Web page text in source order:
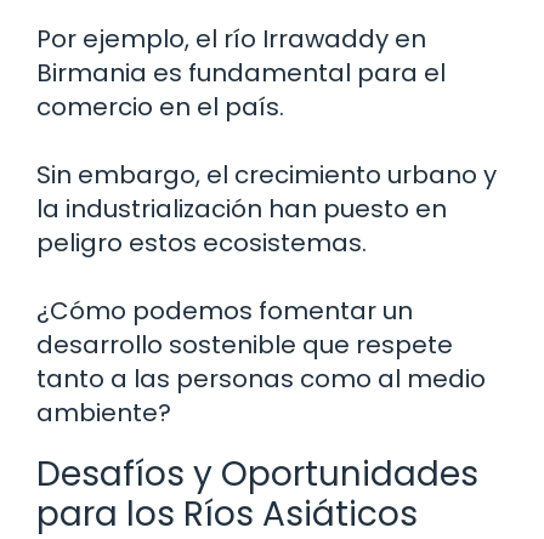
Por ejemplo, el río Irrawaddy en
Birmania es fundamental para el
comercio en el país.
Sin embargo, el crecimiento urbano y
la industrialización han puesto en
peligro estos ecosistemas.
¿Cómo podemos fomentar un
desarrollo sostenible que respete
tanto a las personas como al medio
ambiente?
Desafíos y Oportunidades
para los Ríos Asiáticos